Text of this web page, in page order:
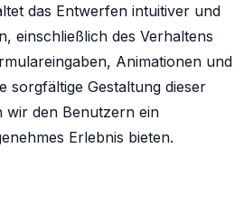
das Entwerfen intuitiver und
einschließlich des Verhaltens
Animationen und
sorgfältige Gestaltung dieser
wir den Benutzern ein
Erlebnis bieten.